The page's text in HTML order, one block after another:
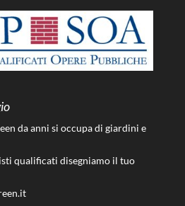
da anni si occupa di giardini e
qualificati disegniamo il tuo